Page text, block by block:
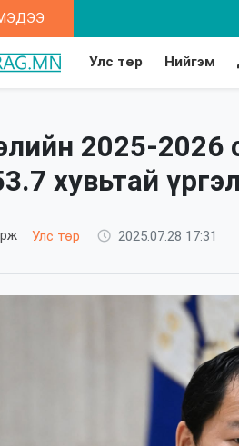
Улс төр Нийгэм
2025-2026
хувьтай
Улс төр 2025.07.28 17:31